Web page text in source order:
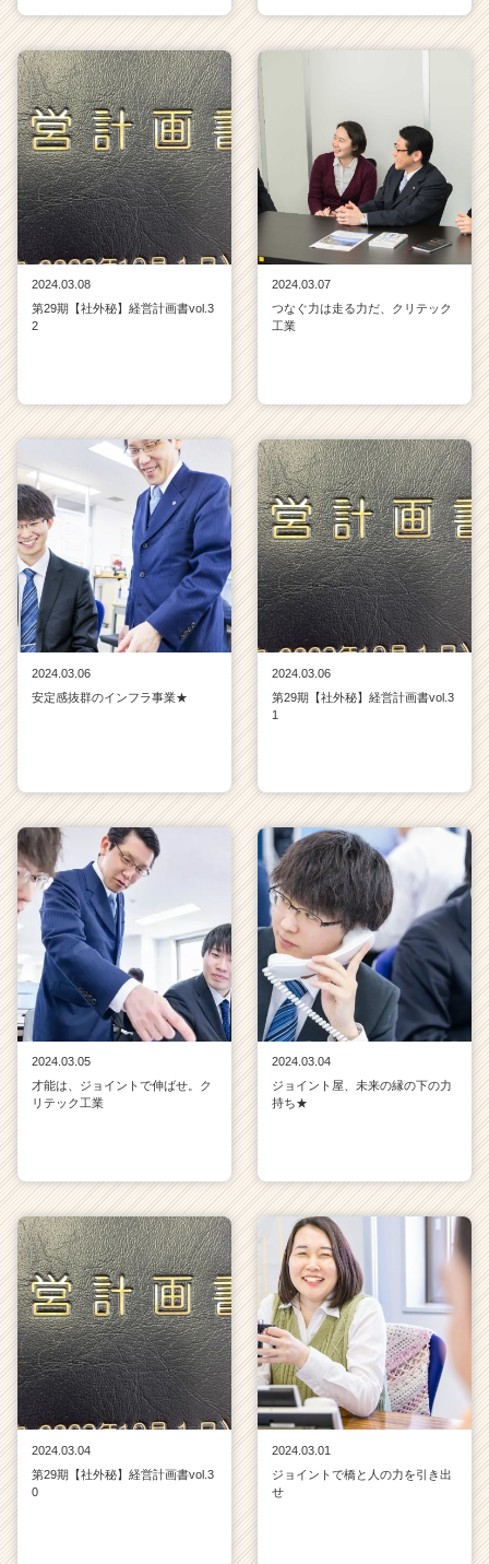
2024.03.08
第29期【社外秘】経営計画書vol.3
2
2024.03.07
つなぐ力は走る力だ、クリテック
工業
2024.03.06
安定感抜群のインフラ事業★
2024.03.06
第29期【社外秘】経営計画書vol.3
1
2024.03.05
才能は、ジョイントで伸ばせ。ク
リテック工業
2024.03.04
ジョイント屋、未来の縁の下の力
持ち★
2024.03.04
第29期【社外秘】経営計画書vol.3
0
2024.03.01
ジョイントで橋と人の力を引き出
せ